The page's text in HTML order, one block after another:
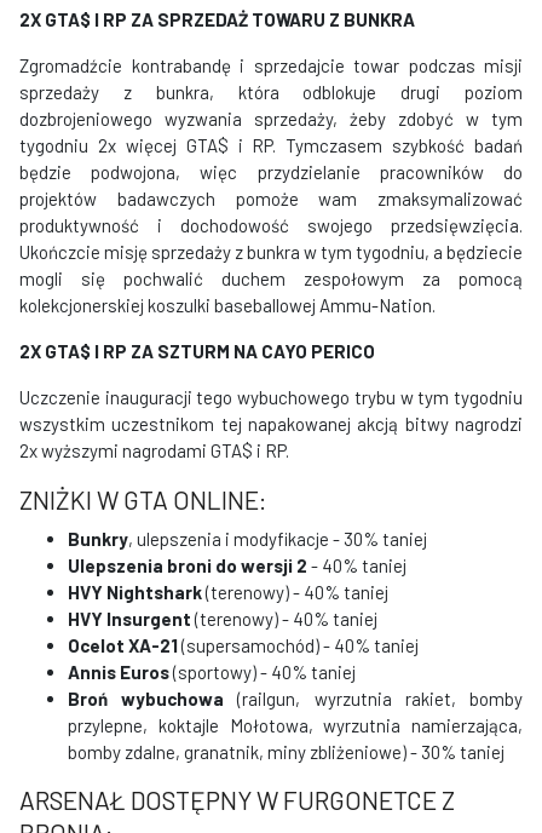
2X GTA$ I RP ZA SPRZEDAŻ TOWARU Z BUNKRA
Zgromadźcie kontrabandę i sprzedajcie towar podczas misji
sprzedaży z bunkra, która odblokuje drugi poziom
dozbrojeniowego wyzwania sprzedaży, żeby zdobyć w tym
tygodniu 2x więcej GTA$ i RP. Tymczasem szybkość badań
będzie podwojona, więc przydzielanie pracowników do
projektów badawczych pomoże wam zmaksymalizować
produktywność i dochodowość swojego przedsięwzięcia.
Ukończcie misję sprzedaży z bunkra w tym tygodniu, a będziecie
mogli się pochwalić duchem zespołowym za pomocą
kolekcjonerskiej koszulki baseballowej Ammu-Nation.
2X GTA$ I RP ZA SZTURM NA CAYO PERICO
Uczczenie inauguracji tego wybuchowego trybu w tym tygodniu
wszystkim uczestnikom tej napakowanej akcją bitwy nagrodzi
2x wyższymi nagrodami GTA$ i RP.
ZNIŻKI W GTA ONLINE:
Bunkry, ulepszenia i modyfikacje - 30% taniej
Ulepszenia broni do wersji 2 - 40% taniej
HVY Nightshark(terenowy) - 40% taniej
HVY Insurgent(terenowy) - 40% taniej
Ocelot XA-21(supersamochód) - 40% taniej
Annis Euros(sportowy) - 40% taniej
Broń wybuchowa (railgun, wyrzutnia rakiet, bomby
przylepne, koktajle Mołotowa, wyrzutnia namierzająca,
bomby zdalne, granatnik, miny zbliżeniowe) - 30% taniej
ARSENAŁ DOSTĘPNY W FURGONETCE Z